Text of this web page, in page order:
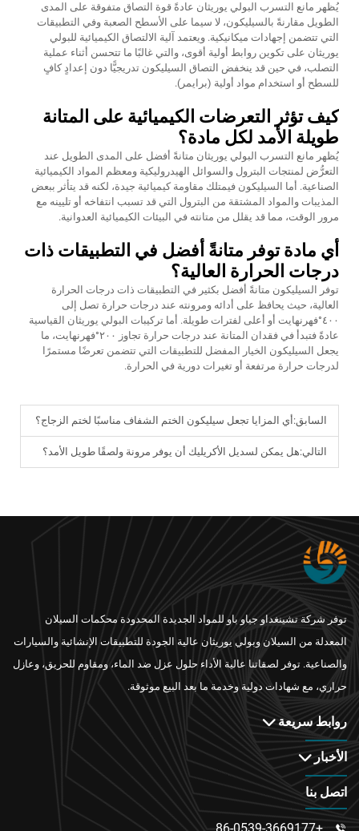
يُظهر مانع التسرب البولي يوريثان عادةً قوة التصاق متفوقة على المدى
الطويل مقارنةً بالسيليكون، لا سيما على الأسطح الصعبة وفي التطبيقات
التي تتضمن إجهادات ميكانيكية. ويعتمد آلية الالتصاق الكيميائية للبولي
يوريثان على تكوين روابط أولية أقوى، والتي غالبًا ما تتحسن أثناء عملية
التصلب، في حين قد ينخفض التصاق السيليكون تدريجيًّا دون إعدادٍ كافٍ
للسطح أو استخدام مواد أولية (برايمر).
كيف تؤثر التعرضات الكيميائية على المتانة
طويلة الأمد لكل مادة؟
يُظهر مانع التسرب البولي يوريثان متانةً أفضل على المدى الطويل عند
التعرُّض لمنتجات البترول والسوائل الهيدروليكية ومعظم المواد الكيميائية
الصناعية. أما السيليكون فيمتلك مقاومة كيميائية جيدة، لكنه قد يتأثر ببعض
المذيبات والمواد المشتقة من البترول التي قد تسبب انتفاخه أو تليينه مع
مرور الوقت، مما قد يقلل من متانته في البيئات الكيميائية العدوانية.
أي مادة توفر متانةً أفضل في التطبيقات ذات
درجات الحرارة العالية؟
توفر السيليكون متانةً أفضل بكثير في التطبيقات ذات درجات الحرارة
العالية، حيث يحافظ على أدائه ومرونته عند درجات حرارة تصل إلى
٤٠٠°فهرنهايت أو أعلى لفترات طويلة. أما تركيبات البولي يوريثان القياسية
عادةً فتبدأ في فقدان المتانة عند درجات حرارة تجاوز ٢٠٠°فهرنهايت، ما
يجعل السيليكون الخيار المفضل للتطبيقات التي تتضمن تعرضًا مستمرًا
لدرجات حرارة مرتفعة أو تغيرات دورية في الحرارة.
السابق: أي المزايا تجعل سيليكون الختم الشفاف مناسبًا لختم الزجاج؟
التالي:هل يمكن لسديل الأكريليك أن يوفر مرونة ولصقًا طويل الأمد؟
توفر شركة تشينغداو جياو باو للمواد الجديدة المحدودة محكمات السيلان
المعدلة من السيلان وبولي يوريثان عالية الجودة للتطبيقات الإنشائية والسيارات
والصناعية. توفر لصقاتنا عالية الأداء حلول عزل ضد الماء، ومقاوم للحريق، وعازل
حراري، مع شهادات دولية وخدمة ما بعد البيع موثوقة.
روابط سريعة
الأخبار
اتصل بنا